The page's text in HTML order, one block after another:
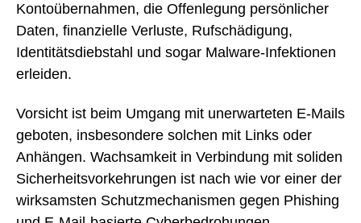
Kontoübernahmen, die Offenlegung persönlicher
Daten, finanzielle Verluste, Rufschädigung,
Identitätsdiebstahl und sogar Malware-Infektionen
erleiden.
Vorsicht ist beim Umgang mit unerwarteten E-Mails
geboten, insbesondere solchen mit Links oder
Anhängen. Wachsamkeit in Verbindung mit soliden
Sicherheitsvorkehrungen ist nach wie vor einer der
wirksamsten Schutzmechanismen gegen Phishing